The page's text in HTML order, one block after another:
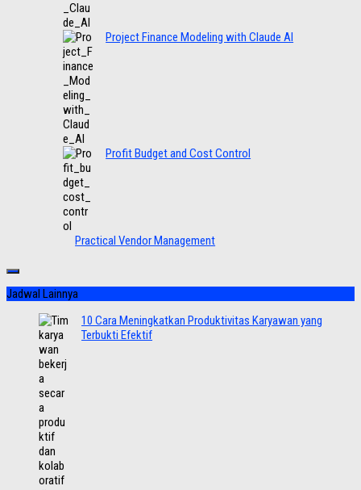
Project Finance Modeling with Claude AI
Profit Budget and Cost Control
Practical Vendor Management
Jadwal Lainnya
10 Cara Meningkatkan Produktivitas Karyawan yang
Terbukti Efektif